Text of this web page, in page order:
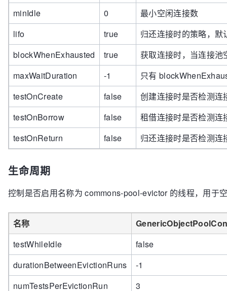
minIdle
0
最小空闲连接数
lifo
true
归还连接时的策略，默
blockWhenExhausted
true
获取连接时，当连接池
maxWaitDuration
-1
只有
testOnCreate
false
创建连接时是否检测
testOnBorrow
false
租借连接时是否检测连
testOnReturn
false 归还连接时是否检测
生命周期
控制是否启用名称为 commons-pool-evictor 的线程，用于
名称
testWhileIdle
false
durationBetweenEvictionRuns
-1
numTestsPerEvictionRun
3